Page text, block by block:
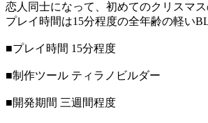
恋人同士になって、初めてのクリスマス
プレイ時間は15分程度の全年齢の軽いBL
■プレイ時間 15分程度
■制作ツール ティラノビルダー
■開発期間 三週間程度